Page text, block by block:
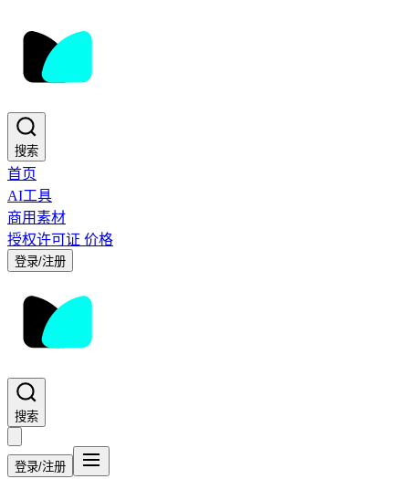
搜索
首页
AI工具
商用素材
授权许可证 价格
登录/注册
搜索
登录/注册